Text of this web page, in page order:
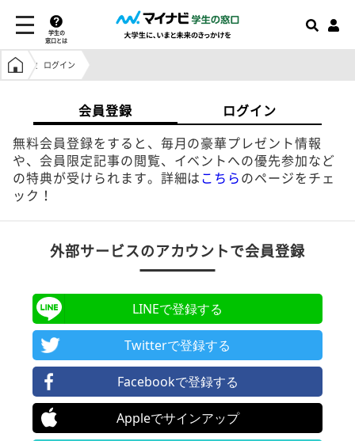
学生の
窓口とは
学生の窓口トップ
ログイン
会員登録 ログイン
無料会員登録をすると、毎月の豪華プレゼント情報
や、会員限定記事の閲覧、イベントへの優先参加など
の特典が受けられます。詳細は こちら のページをチェ
ック！
外部サービスのアカウントで会員登録
LINEで登録する
Twitterで登録する
Facebookで登録する
Appleでサインアップ